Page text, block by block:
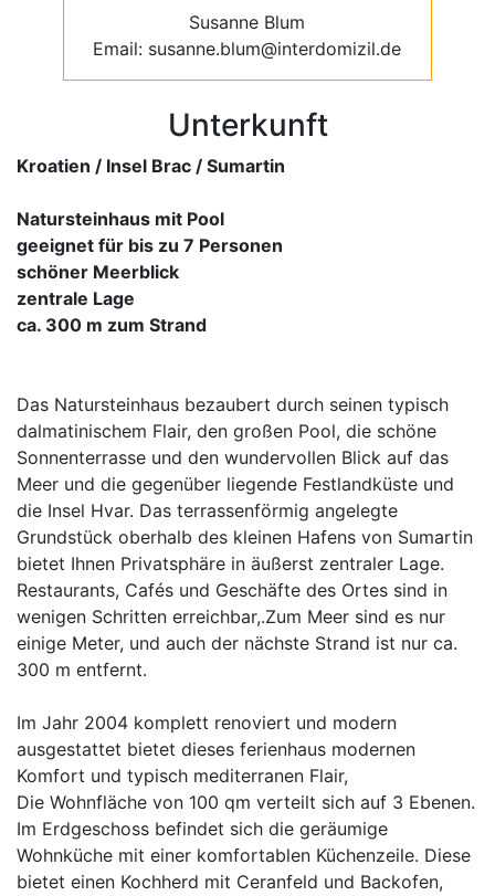
Susanne Blum
Email: susanne.blum@interdomizil.de
Unterkunft
Kroatien / Insel Brac / Sumartin
Natursteinhaus mit Pool
geeignet für bis zu 7 Personen
schöner Meerblick
zentrale Lage
ca. 300 m zum Strand
Das Natursteinhaus bezaubert durch seinen typisch
dalmatinischem Flair, den großen Pool, die schöne
Sonnenterrasse und den wundervollen Blick auf das
Meer und die gegenüber liegende Festlandküste und
die Insel Hvar. Das terrassenförmig angelegte
Grundstück oberhalb des kleinen Hafens von Sumartin
bietet Ihnen Privatsphäre in äußerst zentraler Lage.
Restaurants, Cafés und Geschäfte des Ortes sind in
wenigen Schritten erreichbar,.Zum Meer sind es nur
einige Meter, und auch der nächste Strand ist nur ca.
300 m entfernt.
Im Jahr 2004 komplett renoviert und modern
ausgestattet bietet dieses ferienhaus modernen
Komfort und typisch mediterranen Flair,
Die Wohnfläche von 100 qm verteilt sich auf 3 Ebenen.
Im Erdgeschoss befindet sich die geräumige
Wohnküche mit einer komfortablen Küchenzeile. Diese
bietet einen Kochherd mit Ceranfeld und Backofen,